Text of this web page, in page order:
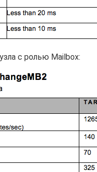
с ролью Mailbox: